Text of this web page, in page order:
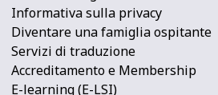
Informativa sulla privacy
Diventare una famiglia ospitante
Servizi di traduzione
Accreditamento e Membership
E-learning (E-LSI)